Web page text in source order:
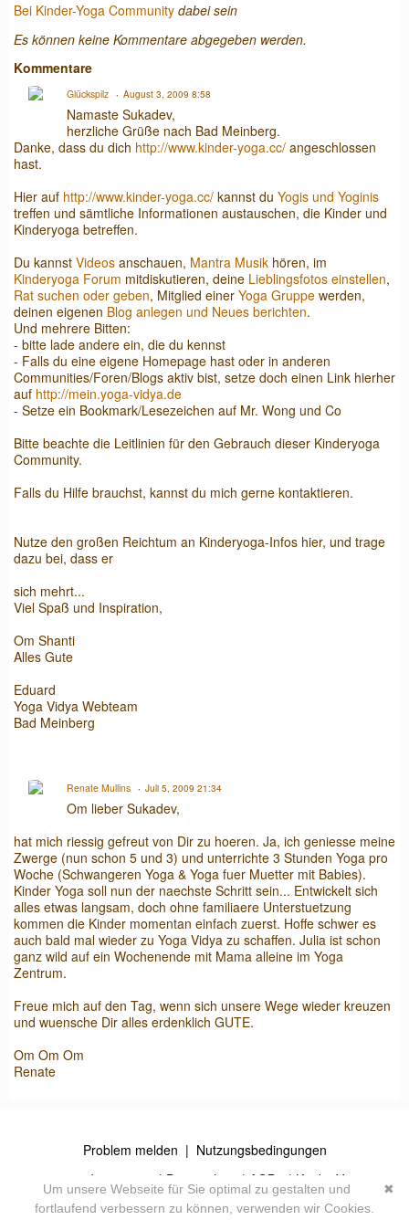
Bei Kinder-Yoga Community dabei sein
Es können keine Kommentare abgegeben werden.
Kommentare
Glückspilz August 3, 2009 8:58
Namaste Sukadev,
herzliche Grüße nach Bad Meinberg.
Danke, dass du dich http://www.kinder-yoga.cc/ angeschlossen
hast.
Hier auf http://www.kinder-yoga.cc/ kannst du Yogis und Yoginis
treffen und sämtliche Informationen austauschen, die Kinder und
Kinderyoga betreffen.
Du kannst Videos anschauen, Mantra Musik hören, im
Kinderyoga Forum mitdiskutieren, deine Lieblingsfotos einstellen,
Rat suchen oder geben, Mitglied einer Yoga Gruppe werden,
deinen eigenen Blog anlegen und Neues berichten.
Und mehrere Bitten:
- bitte lade andere ein, die du kennst
- Falls du eine eigene Homepage hast oder in anderen
Communities/Foren/Blogs aktiv bist, setze doch einen Link hierher
auf http://mein.yoga-vidya.de
- Setze ein Bookmark/Lesezeichen auf Mr. Wong und Co
Bitte beachte die Leitlinien für den Gebrauch dieser Kinderyoga
Community.
Falls du Hilfe brauchst, kannst du mich gerne kontaktieren.
Nutze den großen Reichtum an Kinderyoga-Infos hier, und trage
dazu bei, dass er
sich mehrt...
Viel Spaß und Inspiration,
Om Shanti
Alles Gute
Eduard
Yoga Vidya Webteam
Bad Meinberg
Renate Mullins Juli 5, 2009 21:34
Om lieber Sukadev,
hat mich riessig gefreut von Dir zu hoeren. Ja, ich geniesse meine
Zwerge (nun schon 5 und 3) und unterrichte 3 Stunden Yoga pro
Woche (Schwangeren Yoga & Yoga fuer Muetter mit Babies).
Kinder Yoga soll nun der naechste Schritt sein... Entwickelt sich
alles etwas langsam, doch ohne familiaere Unterstuetzung
kommen die Kinder momentan einfach zuerst. Hoffe schwer es
auch bald mal wieder zu Yoga Vidya zu schaffen. Julia ist schon
ganz wild auf ein Wochenende mit Mama alleine im Yoga
Zentrum.
Freue mich auf den Tag, wenn sich unsere Wege wieder kreuzen
und wuensche Dir alles erdenklich GUTE.
Om Om Om
Renate
Problem melden | Nutzungsbedingungen
Impressum | Datenschutz | AGB's
| Kinder-Yoga
CommunityPowered by ✖
Um unsere Webseite für Sie optimal zu gestalten und
fortlaufend verbessern zu können, verwenden wir Cookies.